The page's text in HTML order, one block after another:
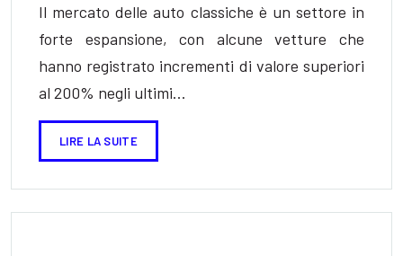
Il mercato delle auto classiche è un settore in
forte espansione, con alcune vetture che
hanno registrato incrementi di valore superiori
al 200% negli ultimi…
LIRE LA SUITE